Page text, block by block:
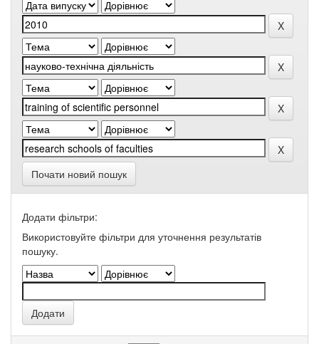
Почати новий пошук
Додати фільтри:
Використовуйте фільтри для уточнення результатів
пошуку.